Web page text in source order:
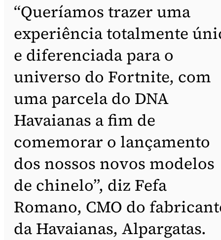
“Queríamos trazer uma
experiência totalmente
e diferenciada para o
universo do Fortnite, com
uma parcela do DNA
Havaianas a fim de
comemorar o lançamento
dos nossos novos modelos
de chinelo”, diz Fefa
Romano, CMO do
da Havaianas, Alpargatas.